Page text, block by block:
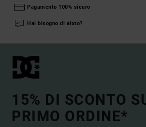
Pagamento 100% sicuro
Hai bisogno di aiuto?
15% DI SCONTO
PRIMO ORDINE*